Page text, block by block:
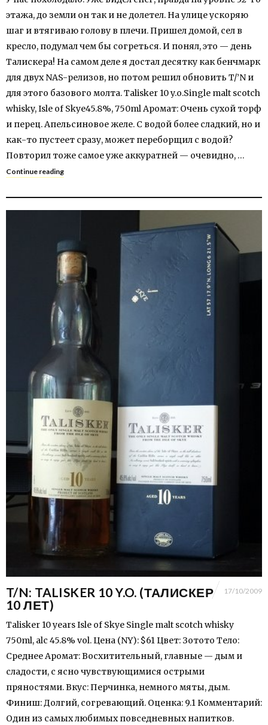
этажа, до земли он так и не долетел. На улице ускоряю
шаг и втягиваю голову в плечи. Пришел домой, сел в
кресло, подумал чем бы согреться. И понял, это — день
Талискера! На самом деле я достал десятку как бенчмарк
для двух NAS-релизов, но потом решил обновить T/’N и
для этого базового молта. Talisker 10 y.o.Single malt scotch
whisky, Isle of Skye45.8%, 750ml Аромат: Очень сухой торф
и перец. Апельсиновое желе. C водой более сладкий, но и
как-то пустеет сразу, может переборщил с водой?
Повторил тоже самое уже аккуратней — очевидно, …
Continue reading
T/N: TALISKER 10 Y.O. (ТАЛИСКЕР
10 ЛЕТ)
17/10/2009
Talisker 10 years Isle of Skye Single malt scotch whisky
750ml, alc 45.8% vol. Цена (NY): $61 Цвет: Зотото Тело:
Среднее Аромат: Восхитительный, главные — дым и
сладости, с ясно чувствующимися острыми
пряностями. Вкус: Перчинка, немного мяты, дым.
Финиш: Долгий, согревающий. Оценка: 9.1 Комментарий:
Один из самых любимых повседневных напитков.